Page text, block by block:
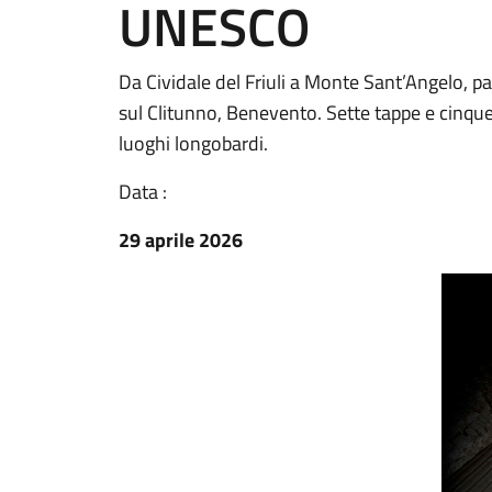
UNESCO
Da Cividale del Friuli a Monte Sant’Angelo,
sul Clitunno, Benevento. Sette tappe e
luoghi longobardi.
Data :
29 aprile 2026